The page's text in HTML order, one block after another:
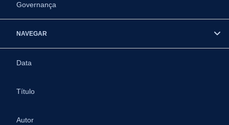
Governança
NAVEGAR
Data
Título
Autor